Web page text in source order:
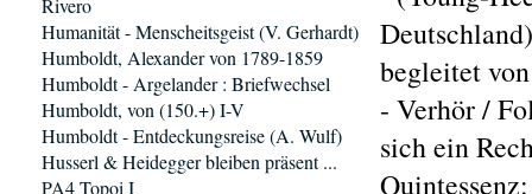
begleitet
- Verhör /
sich ein
Rivero
Humanität - Menscheitsgeist (V. Gerhardt)
Humboldt, Alexander von 1789-1859
Humboldt - Argelander : Briefwechsel
Humboldt, von (150.+) I-V
Humboldt - Entdeckungsreise (A. Wulf)
Husserl & Heidegger bleiben präsent ...
PA4 Topoi I